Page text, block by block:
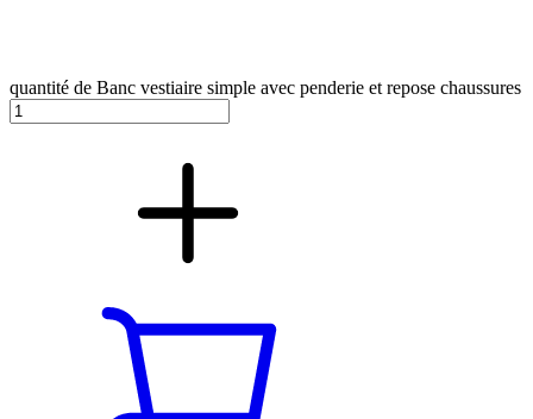
quantité de Banc vestiaire simple avec penderie et repose chaussures